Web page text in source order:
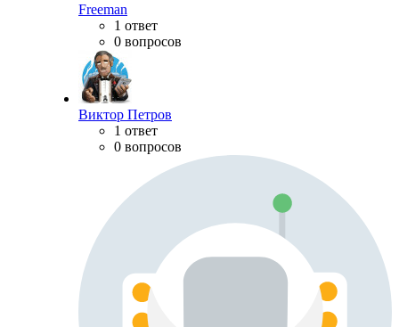
Freeman
1 ответ
0 вопросов
Виктор Петров
1 ответ
0 вопросов